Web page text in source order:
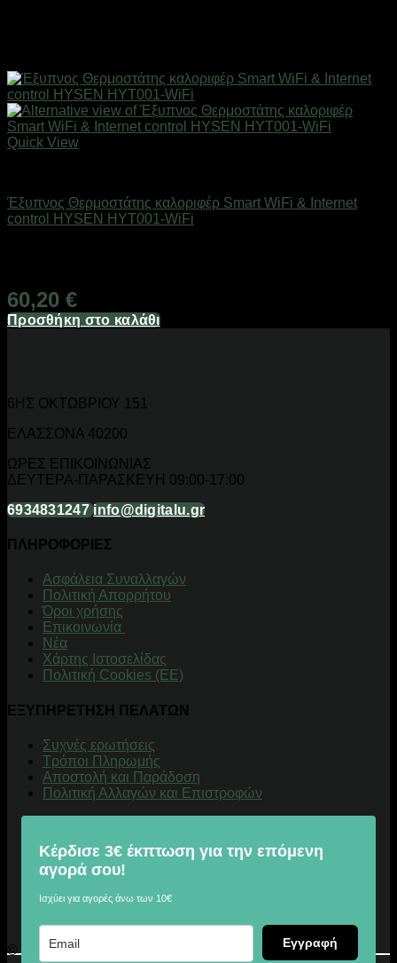
Quick View
Έξυπνος Θερμοστάτης καλοριφέρ Smart WiFi & Internet
control HYSEN HYT001-WiFi
60,20 €
Προσθήκη στο καλάθι
6ΗΣ ΟΚΤΩΒΡΙΟΥ 151
ΕΛΑΣΣΟΝΑ 40200
ΩΡΕΣ ΕΠΙΚΟΙΝΩΝΙΑΣ
ΔΕΥΤΕΡΑ-ΠΑΡΑΣΚΕΥΗ 09:00-17:00
6934831247 info@digitalu.gr
ΠΛΗΡΟΦΟΡΙΕΣ
Aσφάλεια Συναλλαγών
Πολιτική Απορρήτου
Όροι χρήσης
Επικοινωνία
Νέα
Χάρτης Ιστοσελίδας
Πολιτική Cookies (ΕΕ)
ΕΞΥΠΗΡΕΤΗΣΗ ΠΕΛΑΤΩΝ
Συχνές ερωτήσεις
Τρόποι Πληρωμής
Αποστολή και Παράδοση
Πολιτική Αλλαγών και Επιστροφών
Κέρδισε 3€ έκπτωση για την επόμενη
αγορά σου!
Ισχύει για αγορές άνω των 10€
Εγγραφή
© 2026 Digitalu.gr